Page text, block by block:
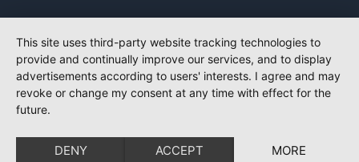
This site uses third-party website tracking technologies to
provide and continually improve our services, and to display
advertisements according to users' interests. I agree and may
revoke or change my consent at any time with effect for the
future.
DENY ACCEPT MORE